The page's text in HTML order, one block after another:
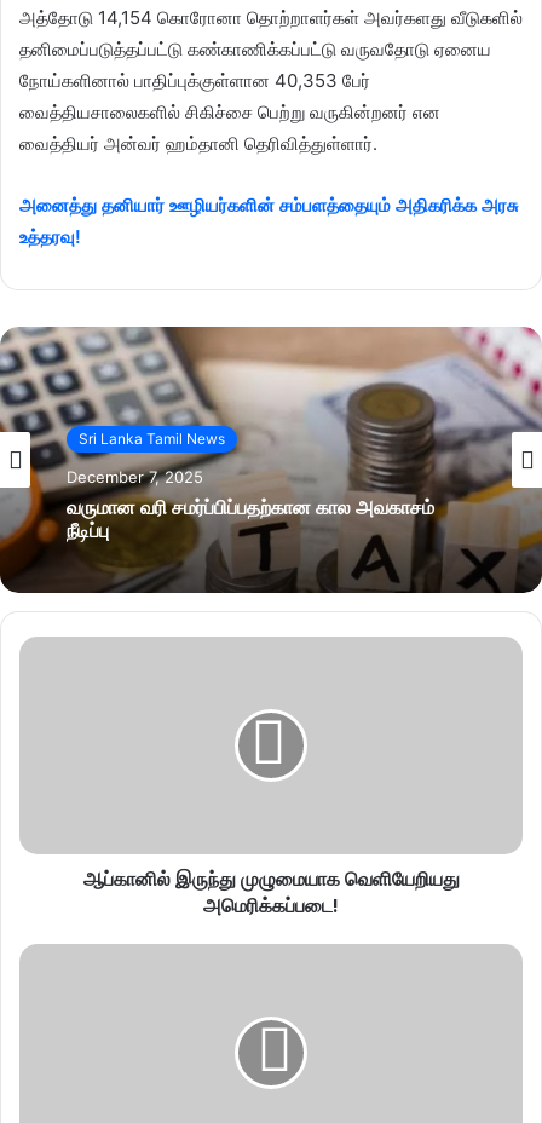
அத்தோடு 14,154 கொரோனா தொற்றாளர்கள் அவர்களது வீடுகளில்
தனிமைப்படுத்தப்பட்டு கண்காணிக்கப்பட்டு வருவதோடு ஏனைய
நோய்களினால் பாதிப்புக்குள்ளான 40,353 பேர்
வைத்தியசாலைகளில் சிகிச்சை பெற்று வருகின்றனர் என
வைத்தியர் அன்வர் ஹம்தானி தெரிவித்துள்ளார்.
அனைத்து தனியார் ஊழியர்களின் சம்பளத்தையும் அதிகரிக்க அரசு
உத்தரவு!
Sri Lanka Tamil News
December 7, 2025
வருமான வரி சமர்ப்பிப்பதற்கான கால அவகாசம்
நீடிப்பு
ஆப்கானில் இருந்து முழுமையாக வெளியேறியது
அமெரிக்கப்படை!